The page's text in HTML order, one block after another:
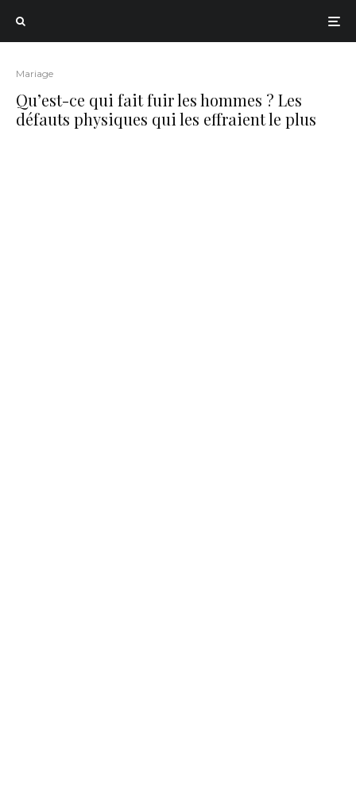
Mariage
Qu’est-ce qui fait fuir les hommes ? Les
défauts physiques qui les effraient le plus